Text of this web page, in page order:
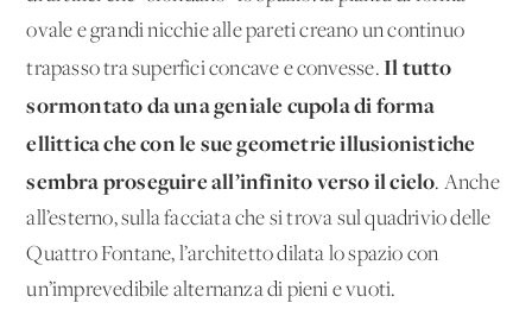
ovale e grandi nicchie alle pareti creano un continuo
trapasso tra superfici concave e convesse.Il tutto
sormontato da una geniale cupola di forma
ellittica che con le sue geometrie illusionistiche
sembra proseguire all’infinito verso il cielo. Anche
all’esterno, sulla facciata che si trova sul quadrivio delle
Quattro Fontane, l’architetto dilata lo spazio con
un’imprevedibile alternanza di pieni e vuoti.